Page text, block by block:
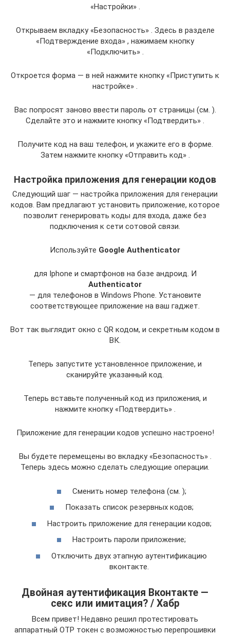
«Настройки» .
Открываем вкладку «Безопасность» . Здесь в разделе
«Подтверждение входа» , нажимаем кнопку
«Подключить» .
Откроется форма — в ней нажмите кнопку «Приступить к
настройке» .
Вас попросят заново ввести пароль от страницы (см. ).
Сделайте это и нажмите кнопку «Подтвердить» .
Получите код на ваш телефон, и укажите его в форме.
Затем нажмите кнопку «Отправить код» .
Настройка приложения для генерации кодов
Следующий шаг — настройка приложения для генерации
кодов. Вам предлагают установить приложение, которое
позволит генерировать коды для входа, даже без
подключения к сети сотовой связи.
Используйте Google Authenticator
для Iphone и смартфонов на базе андроид. И
Authenticator
— для телефонов в Windows Phone. Установите
соответствующее приложение на ваш гаджет.
Вот так выглядит окно с QR кодом, и секретным кодом в
ВК.
Теперь запустите установленное приложение, и
сканируйте указанный код.
Теперь вставьте полученный код из приложения, и
нажмите кнопку «Подтвердить» .
Приложение для генерации кодов успешно настроено!
Вы будете перемещены во вкладку «Безопасность» .
Теперь здесь можно сделать следующие операции.
Сменить номер телефона (см. );
Показать список резервных кодов;
Настроить приложение для генерации кодов;
Настроить пароли приложение;
Отключить двух этапную аутентификацию
вконтакте.
Двойная аутентификация Вконтакте —
секс или имитация? / Хабр
Всем привет! Недавно решил протестировать
аппаратный OTP токен с возможностью перепрошивки